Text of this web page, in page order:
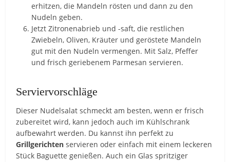
erhitzen, die Mandeln rösten und dann zu den
Nudeln geben.
Jetzt Zitronenabrieb und -saft, die restlichen
Zwiebeln, Oliven, Kräuter und geröstete Mandeln
gut mit den Nudeln vermengen. Mit Salz, Pfeffer
und frisch geriebenem Parmesan servieren.
Serviervorschläge
Dieser Nudelsalat schmeckt am besten, wenn er frisch
zubereitet wird, kann jedoch auch im Kühlschrank
aufbewahrt werden. Du kannst ihn perfekt zu
Grillgerichten servieren oder einfach mit einem leckeren
Stück Baguette genießen. Auch ein Glas spritziger